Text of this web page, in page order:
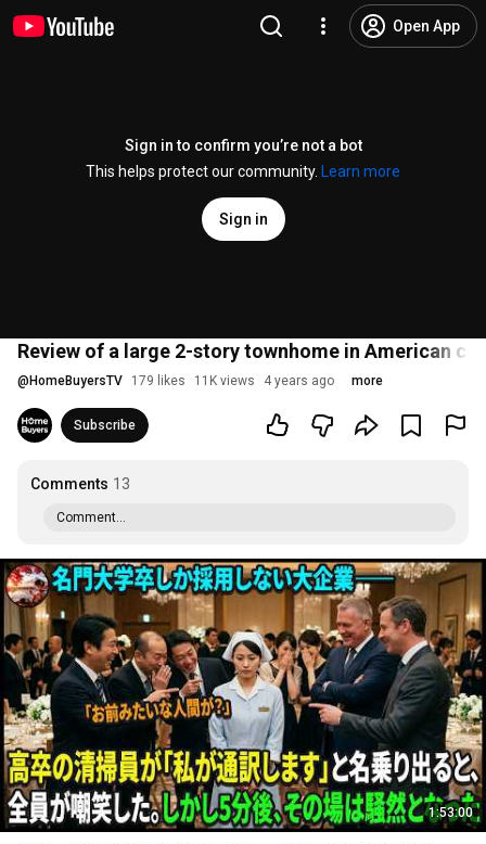
Open App
Sign in to confirm you’re not a bot
This helps protect our community.
Learn more
Sign in
Review of a large 2-story townhome in American
@ HomeBuyersTV 179 likes 11K views 4 years ago more
Subscribe
Comments 13
Comment...
1:53:00